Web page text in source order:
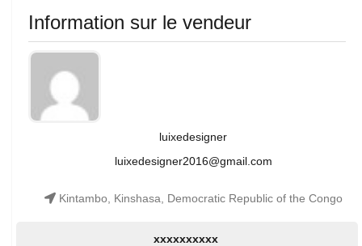
Information sur le vendeur
luixedesigner
luixedesigner2016@gmail.com
Kintambo, Kinshasa, Democratic Republic of the Congo
xxxxxxxxxx